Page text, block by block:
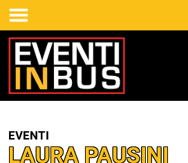
EVENTI
LAURA PAUSINI